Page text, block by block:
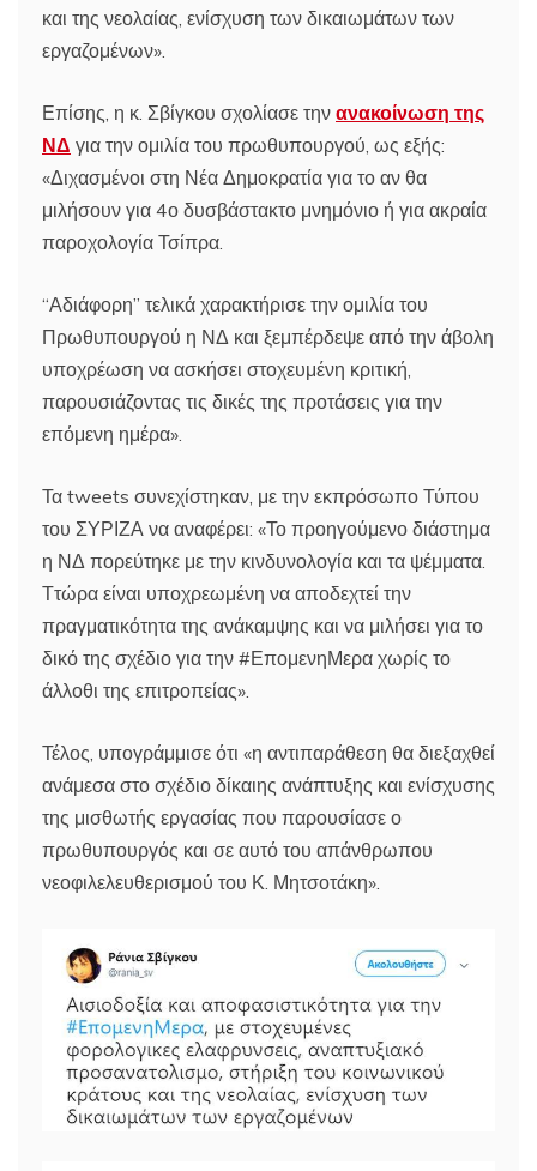
και της νεολαίας, ενίσχυση των δικαιωμάτων των
εργαζομένων».
Επίσης, η κ. Σβίγκου σχολίασε την ανακοίνωση της
ΝΔ για την ομιλία του πρωθυπουργού, ως εξής:
«Διχασμένοι στη Νέα Δημοκρατία για το αν θα
μιλήσουν για 4ο δυσβάστακτο μνημόνιο ή για ακραία
παροχολογία Τσίπρα.
“Αδιάφορη” τελικά χαρακτήρισε την ομιλία του
Πρωθυπουργού η ΝΔ και ξεμπέρδεψε από την άβολη
υποχρέωση να ασκήσει στοχευμένη κριτική,
παρουσιάζοντας τις δικές της προτάσεις για την
επόμενη ημέρα».
Τα tweets συνεχίστηκαν, με την εκπρόσωπο Τύπου
του ΣΥΡΙΖΑ να αναφέρει: «Το προηγούμενο διάστημα
η ΝΔ πορεύτηκε με την κινδυνολογία και τα ψέμματα.
Ττώρα είναι υποχρεωμένη να αποδεχτεί την
πραγματικότητα της ανάκαμψης και να μιλήσει για το
δικό της σχέδιο για την #ΕπομενηΜερα χωρίς το
άλλοθι της επιτροπείας».
Τέλος, υπογράμμισε ότι «η αντιπαράθεση θα διεξαχθεί
ανάμεσα στο σχέδιο δίκαιης ανάπτυξης και ενίσχυσης
της μισθωτής εργασίας που παρουσίασε ο
πρωθυπουργός και σε αυτό του απάνθρωπου
νεοφιλελευθερισμού του Κ. Μητσοτάκη».